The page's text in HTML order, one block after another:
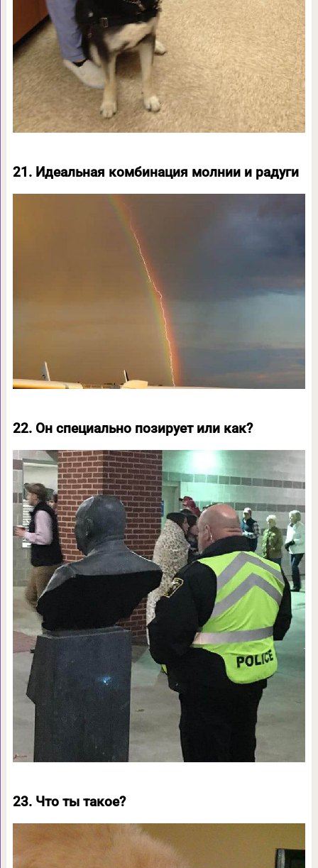
21. Идеальная комбинация молнии и радуги
22. Он специально позирует или как?
23. Что ты такое?